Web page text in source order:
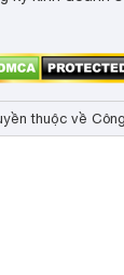
thuộc về